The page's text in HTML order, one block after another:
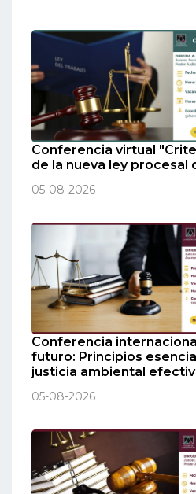
Conferencia virtual
de la nueva ley procesal
05-08-2026
Conferencia
futuro: Principios
justicia ambiental
05-08-2026